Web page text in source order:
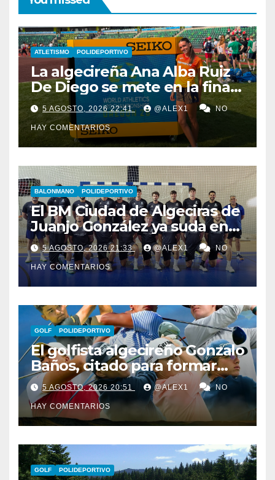
ATLETISMO POLIDEPORTIVO
La algecireña Ana Alba Ruiz
De Diego se mete en la final
del Mundial Sub-20 con el
Relevo Mixto de 4×400
5 AGOSTO, 2026 22:41 @ALEX1 NO
HAY COMENTARIOS
BALONMANO POLIDEPORTIVO
El BM Ciudad de Algeciras de
Juanjo González ya suda en
pretemporada con dos
fichajes: Florin Pop y Álex
González
5 AGOSTO, 2026 21:33 @ALEX1 NO
HAY COMENTARIOS
GOLF POLIDEPORTIVO
El golfista algecireño Gonzalo
Baños, citado para formar
parte del equipo europeo en
el Jacques Léglise Trophy
5 AGOSTO, 2026 20:51 @ALEX1 NO
HAY COMENTARIOS
GOLF POLIDEPORTIVO